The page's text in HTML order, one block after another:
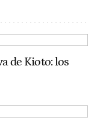
de Kioto: los